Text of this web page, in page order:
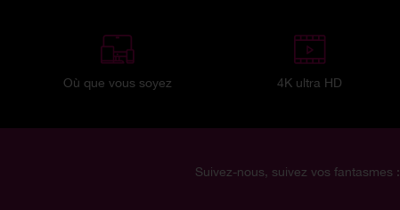
Où que vous soyez 4K ultra HD
Suivez-nous, suivez vos fantasmes :